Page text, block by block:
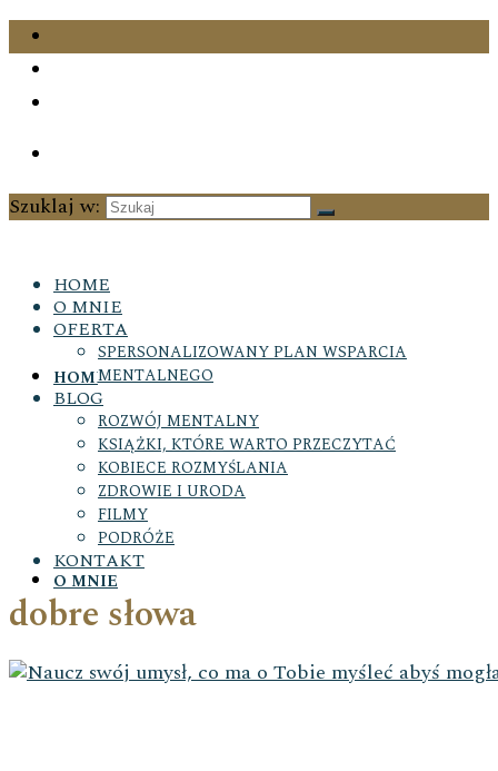
Szuklaj w:
HOME
O MNIE
HOME
O MNIE
OFERTA
SPERSONALIZOWANY PLAN WSPARCIA
MENTALNEGO
BLOG
ROZWÓJ MENTALNY
KSIĄŻKI, KTÓRE WARTO PRZECZYTAĆ
KOBIECE ROZMYŚLANIA
ZDROWIE I URODA
FILMY
PODRÓŻE
KONTAKT
dobre słowa